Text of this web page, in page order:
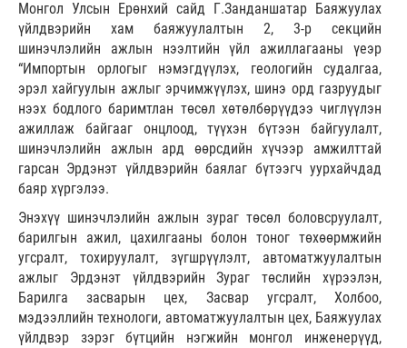
Монгол Улсын Ерөнхий сайд Г.Занданшатар Баяжуулах
үйлдвэрийн хам баяжуулалтын 2, 3-р секцийн
шинэчлэлийн ажлын нээлтийн үйл ажиллагааны үеэр
“Импортын орлогыг нэмэгдүүлэх, геологийн судалгаа,
эрэл хайгуулын ажлыг эрчимжүүлэх, шинэ орд газруудыг
нээх бодлого баримтлан төсөл хөтөлбөрүүдээ чиглүүлэн
ажиллаж байгааг онцлоод, түүхэн бүтээн байгуулалт,
шинэчлэлийн ажлын ард өөрсдийн хүчээр амжилттай
гарсан Эрдэнэт үйлдвэрийн баялаг бүтээгч уурхайчдад
баяр хүргэлээ.
Энэхүү шинэчлэлийн ажлын зураг төсөл боловсруулалт,
барилгын ажил, цахилгааны болон тоног төхөөрмжийн
угсралт, тохируулалт, зүгшрүүлэлт, автоматжуулалтын
ажлыг Эрдэнэт үйлдвэрийн Зураг төслийн хүрээлэн,
Барилга засварын цех, Засвар угсралт, Холбоо,
мэдээллийн технологи, автоматжуулалтын цех, Баяжуулах
үйлдвэр зэрэг бүтцийн нэгжийн монгол инженерүүд,